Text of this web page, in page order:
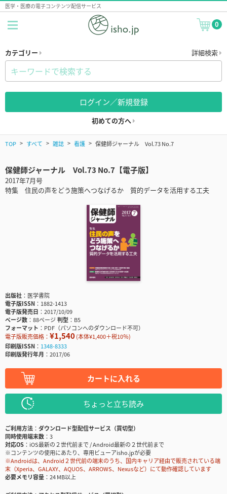
医学・医療の電子コンテンツ配信サービス
0
カテゴリー 詳細検索
ログイン／新規登録
初めての方へ
TOP すべて 雑誌 看護 保健師ジャーナル Vol.73 No.7
保健師ジャーナル Vol.73 No.7【電子版】
2017年7月号
特集 住民の声をどう施策へつなげるか 質的データを活用する工夫
出版社
医学書院
電子版ISSN
1882-1413
電子版発売日
2017/10/09
ページ数
88ページ判型
B5
フォーマット
PDF（パソコンへのダウンロード不可）
電子版販売価格： ¥1,540(本体¥1,400＋税10％)
印刷版ISSN
1348-8333
印刷版発行年月
2017/06
カートに入れる
ちょっと立ち読み
ご利用方法
ダウンロード型配信サービス（買切型）
同時使用端末数
3
対応OS
iOS最新の２世代前まで / Android最新の２世代前まで
※コンテンツの使用にあたり、専用ビューアisho.jpが必要
※Androidは、Android２世代前の端末のうち、国内キャリア経由で販売されている端
末（Xperia、GALAXY、AQUOS、ARROWS、Nexusなど）にて動作確認しています
必要メモリ容量
24 MB以上